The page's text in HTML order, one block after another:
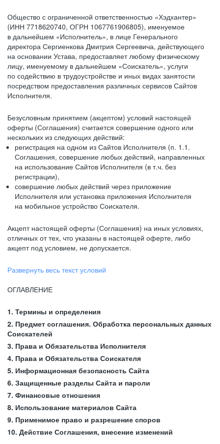
Общество с ограниченной ответственностью «Хэдхантер»
(ИНН 7718620740, ОГРН 1067761906805), именуемое
в дальнейшем «Исполнитель», в лице Генерального
директора Сергиенкова Дмитрия Сергеевича, действующего
на основании Устава, предоставляет любому физическому
лицу, именуемому в дальнейшем «Соискатель», услуги
по содействию в трудоустройстве и иных видах занятости
посредством предоставления различных сервисов Сайтов
Исполнителя.
Безусловным принятием (акцептом) условий настоящей
оферты (Соглашения) считается совершение одного или
нескольких из следующих действий:
регистрация на одном из Сайтов Исполнителя (п. 1.1.
Соглашения, совершение любых действий, направленных
на использование Сайтов Исполнителя (в т.ч. без
регистрации),
совершение любых действий через приложение
Исполнителя или установка приложения Исполнителя
на мобильное устройство Соискателя.
Акцепт настоящей оферты (Соглашения) на иных условиях,
отличных от тех, что указаны в настоящей оферте, либо
акцепт под условием, не допускается.
Развернуть весь текст условий
ОГЛАВЛЕНИЕ
1. Термины и определения
2. Предмет соглашения. Обработка персональных данных
Соискателей
3. Права и Обязательства Исполнителя
4. Права и Обязательства Соискателя
5. Информационная безопасность Сайта
6. Защищенные разделы Сайта и пароли
7. Финансовые отношения
8. Использование материалов Сайта
9. Применимое право и разрешение споров
10. Действие Соглашения, внесение изменений